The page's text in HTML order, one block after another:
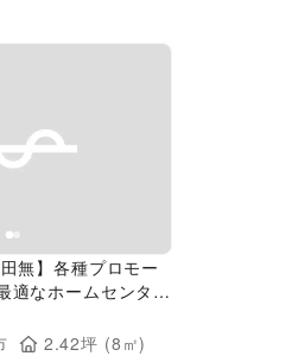
無】各種プロモー
適なホームセンター
2.42坪 (8 ㎡)